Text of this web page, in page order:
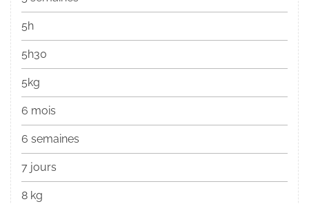
5h
5h30
5kg
6 mois
6 semaines
7 jours
8 kg